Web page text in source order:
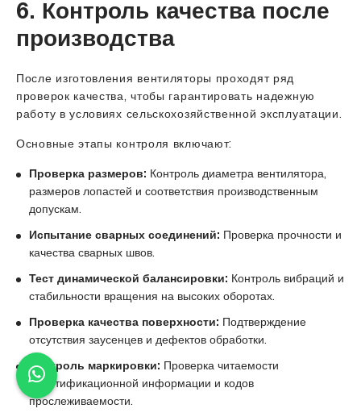
6. Контроль качества после
производства
После изготовления вентиляторы проходят ряд
проверок качества, чтобы гарантировать надежную
работу в условиях сельскохозяйственной эксплуатации.
Основные этапы контроля включают:
Проверка размеров: Контроль диаметра вентилятора,
размеров лопастей и соответствия производственным
допускам.
Испытание сварных соединений: Проверка прочности и
качества сварных швов.
Тест динамической балансировки: Контроль вибраций и
стабильности вращения на высоких оборотах.
Проверка качества поверхности: Подтверждение
отсутствия заусенцев и дефектов обработки.
Контроль маркировки: Проверка читаемости
идентификационной информации и кодов
прослеживаемости.